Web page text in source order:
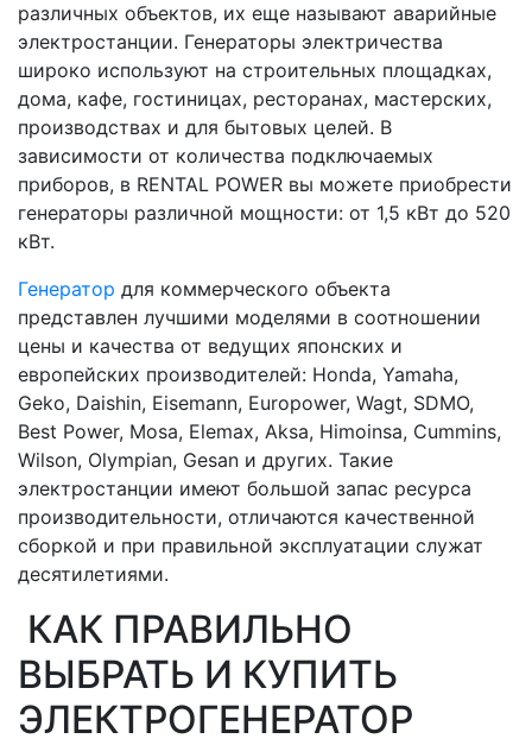
различных объектов, их еще называют аварийные
электростанции. Генераторы электричества
широко используют на строительных площадках,
дома, кафе, гостиницах, ресторанах, мастерских,
производствах и для бытовых целей. В
зависимости от количества подключаемых
приборов, в RENTAL POWER вы можете приобрести
генераторы различной мощности: от 1,5 кВт до 520
кВт.
Генератор для коммерческого объекта
представлен лучшими моделями в соотношении
цены и качества от ведущих японских и
европейских производителей: Honda, Yamaha,
Geko, Daishin, Eisemann, Europower, Wagt, SDMO,
Best Power, Mosa, Elemax, Aksa, Himoinsa, Cummins,
Wilson, Olympian, Gesan и других. Такие
электростанции имеют большой запас ресурса
производительности, отличаются качественной
сборкой и при правильной эксплуатации служат
десятилетиями.
КАК ПРАВИЛЬНО
ВЫБРАТЬ И КУПИТЬ
ЭЛЕКТРОГЕНЕРАТОР